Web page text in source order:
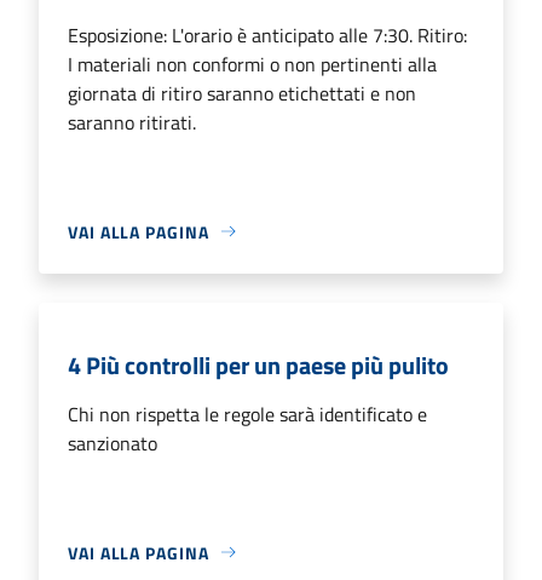
Esposizione: L'orario è anticipato alle 7:30. Ritiro:
I materiali non conformi o non pertinenti alla
giornata di ritiro saranno etichettati e non
saranno ritirati.
VAI ALLA PAGINA
4 Più controlli per un paese più pulito
Chi non rispetta le regole sarà identificato e
sanzionato
VAI ALLA PAGINA